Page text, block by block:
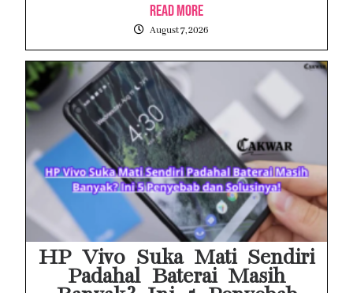
Read More
August 7, 2026
HP Vivo Suka Mati Sendiri
Padahal Baterai Masih